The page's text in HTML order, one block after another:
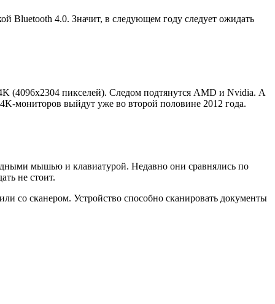
Bluetooth 4.0. Значит, в следующем году следует ожидать
(4096х2304 пикселей). Следом подтянутся AMD и Nvidia. А
мониторов выйдут уже во второй половине 2012 года.
мышью и клавиатурой. Недавно они сравнялись по
не стоит.
со сканером. Устройство способно сканировать документы